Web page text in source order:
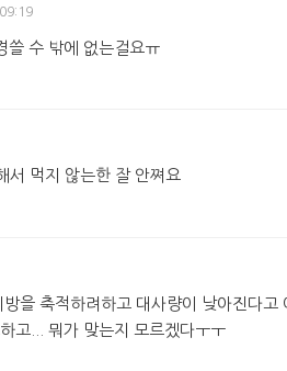
쓸 수 밖에 없는걸요ㅠ
서 먹지 않는한 잘 안쪄요
을 축적하려하고 대사량이 낮아진다
고... 뭐가 맞는지 모르겠다ㅜㅜ